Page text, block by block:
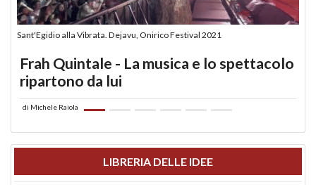
Sant'Egidio alla Vibrata. Dejavu, Onirico Festival 2021
Frah Quintale - La musica e lo spettacolo
ripartono da lui
di Michele Raiola
LIBRERIA DELLE IDEE